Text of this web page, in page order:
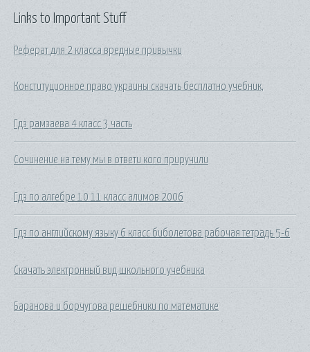
Links to Important Stuff
Реферат для 2 класса вредные привычки
Конституционное право украины скачать бесплатно учебник,
Гдз рамзаева 4 класс 3 часть
Сочинение на тему мы в ответи кого приручили
Гдз по алгебре 10 11 класс алимов 2006
Гдз по английскому языку 6 класс биболетова рабочая тетрадь 5-6
Скачать электронный вид школьного учебника
Баранова и борчугова решебники по математике